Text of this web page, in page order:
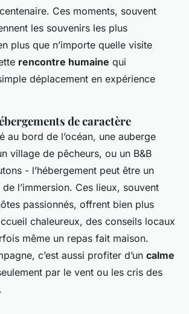
Ces moments, souvent
les souvenirs les plus
plus que n’importe quelle visite
rencontre humaine qui
déplacement en expérience
de caractère
au bord de l’océan, une auberge
village de pêcheurs, ou un B&B
- l’hébergement peut être un
l’immersion. Ces lieux, souvent
passionnés, offrent bien plus
chaleureux, des conseils locaux
même un repas fait maison.
c’est aussi profiter d’un calme
par le vent ou les cris des